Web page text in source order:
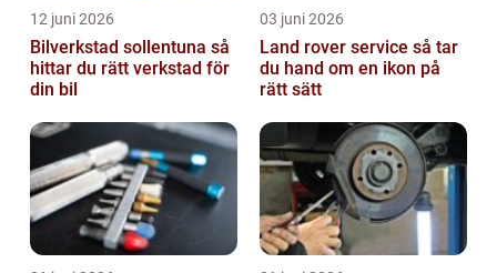
12 juni 2026
Bilverkstad sollentuna så
hittar du rätt verkstad för
din bil
03 juni 2026
Land rover service så tar
du hand om en ikon på
rätt sätt